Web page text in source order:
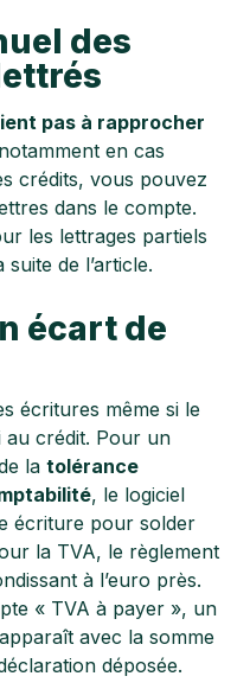
des
pas à rapprocher
en cas
crédits, vous pouvez
dans le compte.
les lettrages partiels
de l’article.
écart de
écritures même si le
au crédit. Pour un
la tolérance
, le logiciel
écriture pour solder
la TVA, le règlement
à l’euro près.
« TVA à payer », un
avec la somme
déposée.